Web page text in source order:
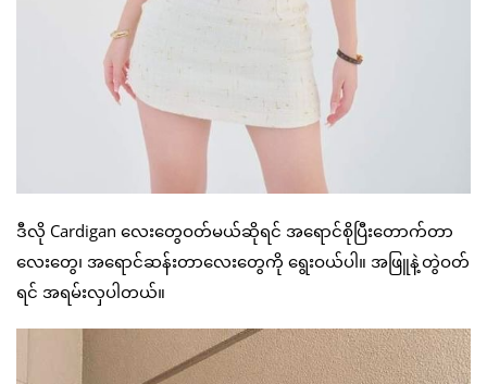
ဒီလို Cardigan လေးတွေဝတ်မယ်ဆိုရင် အရောင်စိုပြီးတောက်တာ
လေးတွေ၊ အရောင်ဆန်းတာလေးတွေကို ရွေးဝယ်ပါ။ အဖြူနဲ့တွဲဝတ်
ရင် အရမ်းလှပါတယ်။